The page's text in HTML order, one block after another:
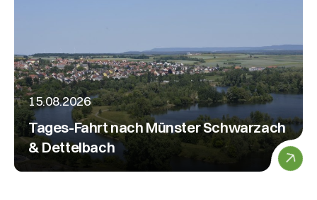
15.08.2026
Tages-Fahrt nach Münster Schwarzach
& Dettelbach